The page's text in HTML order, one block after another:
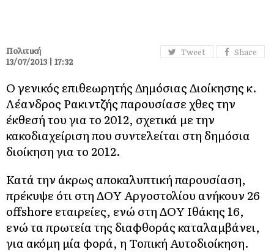
Tweet Share
Πολιτική
13/07/2013 | 17:32
O γενικός επιθεωρητής Δημόσιας Διοίκησης κ.
Λέανδρος Ρακιντζής παρουσίασε χθες την
έκθεσή του για το 2012, σχετικά με την
κακοδιαχείριση που συντελείται στη δημόσια
διοίκηση για το 2012.
Κατά την άκρως αποκαλυπτική παρουσίαση,
πρέκυψε ότι στη ΔOΥ Αργοστολίου ανήκουν 26
offshore εταιρείες, ενώ στη ΔOΥ Ιθάκης 16,
ενώ τα πρωτεία της διαφθοράς καταλαμβάνει,
για ακόμη μία φορά, η Τοπική Αυτοδιοίκηση.